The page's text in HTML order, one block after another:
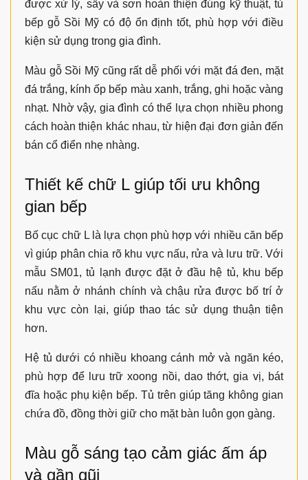
được xử lý, sấy và sơn hoàn thiện đúng kỹ thuật, tủ
bếp gỗ Sồi Mỹ có độ ổn định tốt, phù hợp với điều
kiện sử dụng trong gia đình.
Màu gỗ Sồi Mỹ cũng rất dễ phối với mặt đá đen, mặt
đá trắng, kính ốp bếp màu xanh, trắng, ghi hoặc vàng
nhạt. Nhờ vậy, gia đình có thể lựa chọn nhiều phong
cách hoàn thiện khác nhau, từ hiện đại đơn giản đến
bán cổ điển nhẹ nhàng.
Thiết kế chữ L giúp tối ưu không
gian bếp
Bố cục chữ L là lựa chọn phù hợp với nhiều căn bếp
vì giúp phân chia rõ khu vực nấu, rửa và lưu trữ. Với
mẫu SM01, tủ lạnh được đặt ở đầu hệ tủ, khu bếp
nấu nằm ở nhánh chính và chậu rửa được bố trí ở
khu vực còn lại, giúp thao tác sử dụng thuận tiện
hơn.
Hệ tủ dưới có nhiều khoang cánh mở và ngăn kéo,
phù hợp để lưu trữ xoong nồi, dao thớt, gia vị, bát
đĩa hoặc phụ kiện bếp. Tủ trên giúp tăng không gian
chứa đồ, đồng thời giữ cho mặt bàn luôn gọn gàng.
Màu gỗ sáng tạo cảm giác ấm áp
và gần gũi